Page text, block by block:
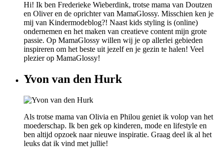
Hi! Ik ben Frederieke Wieberdink, trotse mama van Doutzen
en Oliver en de oprichter van MamaGlossy. Misschien ken je
mij van Kindermodeblog?! Naast kids styling is (online)
ondernemen en het maken van creatieve content mijn grote
passie. Op MamaGlossy willen wij je op allerlei gebieden
inspireren om het beste uit jezelf en je gezin te halen! Veel
plezier op MamaGlossy!
Yvon van den Hurk
Als trotse mama van Olivia en Philou geniet ik volop van het
moederschap. Ik ben gek op kinderen, mode en lifestyle en
ben altijd opzoek naar nieuwe inspiratie. Graag deel ik al het
leuks dat ik vind met jullie!